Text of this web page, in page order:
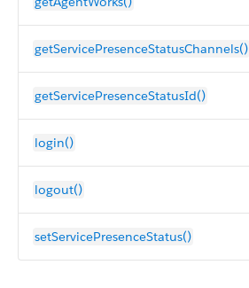
getServicePresenceStatusChannels()
getServicePresenceStatusId()
login()
logout()
setServicePresenceStatus()